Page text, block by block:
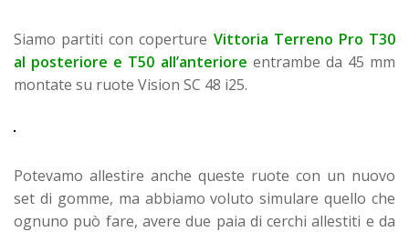
Siamo partiti con coperture Vittoria Terreno Pro T30
al posteriore e T50 all’anteriore entrambe da 45 mm
montate su ruote Vision SC 48 i25.
Potevamo allestire anche queste ruote con un nuovo
set di gomme, ma abbiamo voluto simulare quello che
ognuno può fare, avere due paia di cerchi allestiti e da